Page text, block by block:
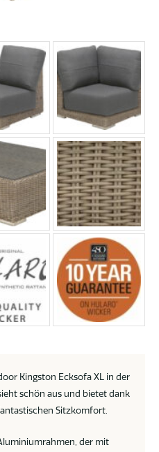
Kingston Ecksofa XL in der
schön aus und bietet dank
Sitzkomfort.
der mit